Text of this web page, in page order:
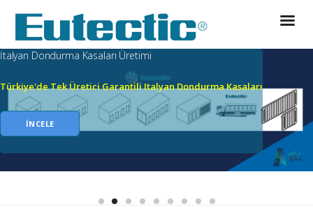
İtalyan Dondurma Kasaları Üretimi
Türkiye'de Tek Üretici Garantili Italyan Dondurma Kasaları
İNCELE